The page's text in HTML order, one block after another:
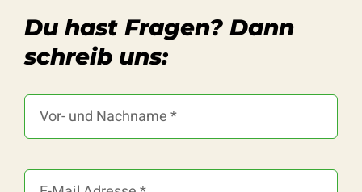
Du hast Fragen? Dann
schreib uns: